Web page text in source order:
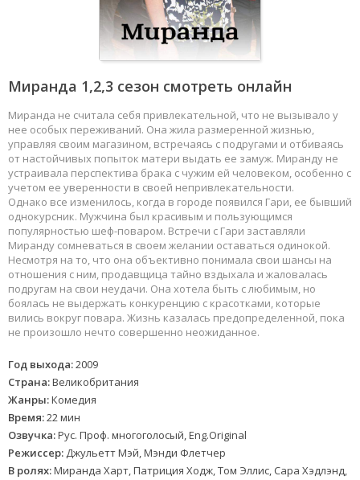
Миранда 1,2,3 сезон смотреть онлайн
Миранда не считала себя привлекательной, что не вызывало у
нее особых переживаний. Она жила размеренной жизнью,
управляя своим магазином, встречаясь с подругами и отбиваясь
от настойчивых попыток матери выдать ее замуж. Миранду не
устраивала перспектива брака с чужим ей человеком, особенно с
учетом ее уверенности в своей непривлекательности.
Однако все изменилось, когда в городе появился Гари, ее бывший
однокурсник. Мужчина был красивым и пользующимся
популярностью шеф-поваром. Встречи с Гари заставляли
Миранду сомневаться в своем желании оставаться одинокой.
Несмотря на то, что она объективно понимала свои шансы на
отношения с ним, продавщица тайно вздыхала и жаловалась
подругам на свои неудачи. Она хотела быть с любимым, но
боялась не выдержать конкуренцию с красотками, которые
вились вокруг повара. Жизнь казалась предопределенной, пока
не произошло нечто совершенно неожиданное.
Год выхода:2009
Страна:Великобритания
Жанры:Комедия
Время:22 мин
Озвучка:Рус. Проф. многоголосый, Eng.Original
Режиссер: Джульетт Мэй, Мэнди Флетчер
В ролях:Миранда Харт, Патриция Ходж, Том Эллис, Сара Хэдлэнд,